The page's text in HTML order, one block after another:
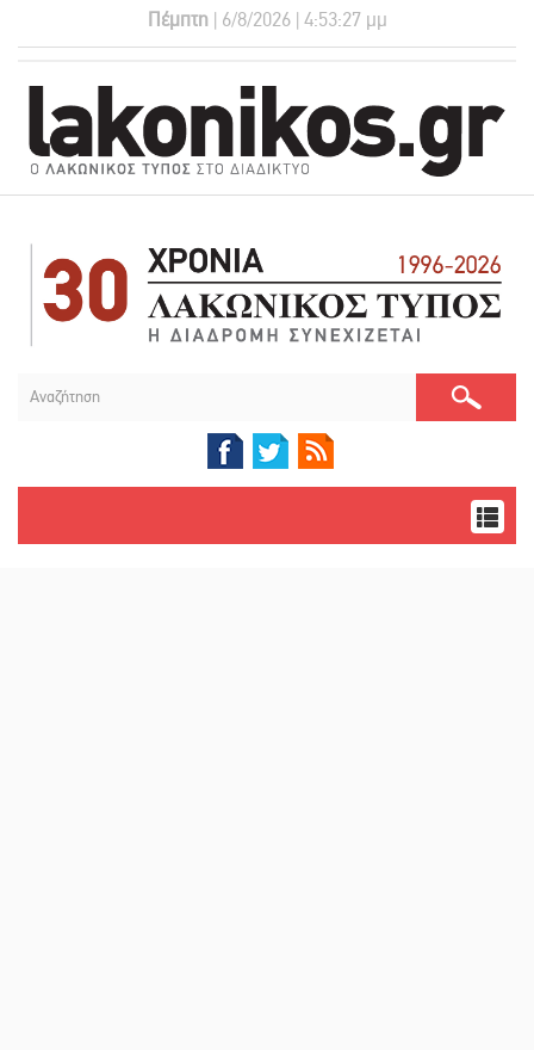
Πέμπτη | 6/8/2026 | 4:53:28 μμ